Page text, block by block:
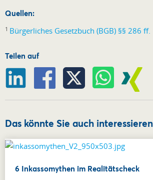
Quellen:
1 Bürgerliches Gesetzbuch (BGB) §§ 286 ff.
Teilen auf
Das könnte Sie auch interessieren
6 Inkassomythen im Realitätscheck